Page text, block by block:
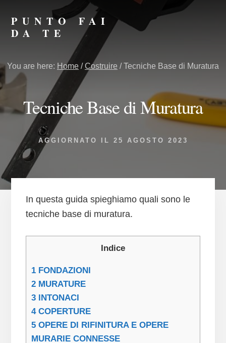
primary
sidebar
content
PUNTO FAI
DA TE
da
Te
You are here: Home / Costruire /Tecniche Base di Muratura
Tecniche Base di Muratura
AGGIORNATO IL 25 AGOSTO 2023
In questa guida spieghiamo quali sono le
tecniche base di muratura.
Indice
1FONDAZIONI
2MURATURE
3INTONACI
4COPERTURE
5OPERE DI RIFINITURA E OPERE
MURARIE CONNESSE